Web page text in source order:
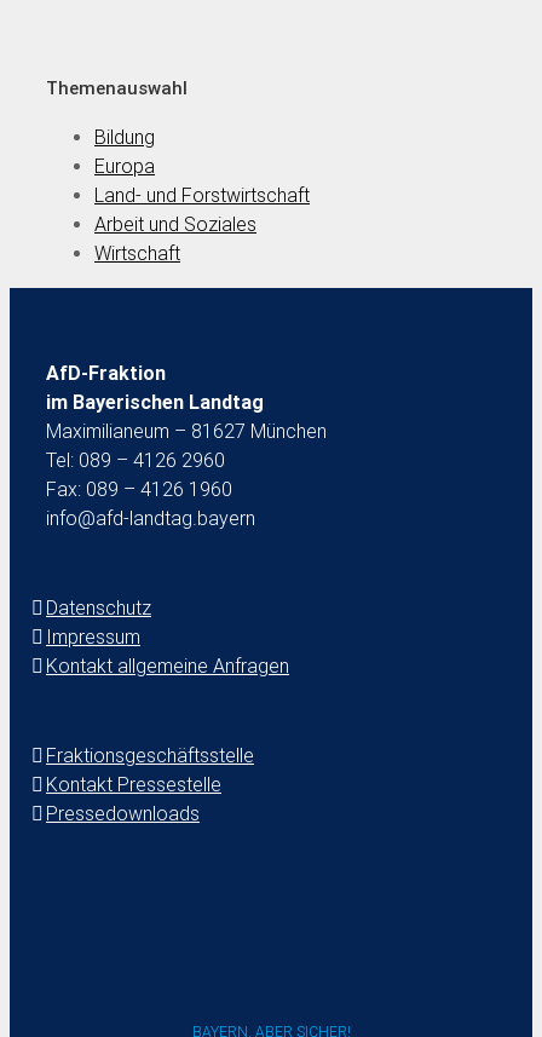
Themenauswahl
Bildung
Europa
Land- und Forstwirtschaft
Arbeit und Soziales
Wirtschaft
AfD-Fraktion
im Bayerischen Landtag
Maximilianeum – 81627 München
Tel: 089 – 4126 2960
Fax: 089 – 4126 1960
info@afd-landtag.bayern
Datenschutz
Impressum
Kontakt allgemeine Anfragen
Fraktionsgeschäftsstelle
Kontakt Pressestelle
Pressedownloads
BAYERN. ABER SICHER!